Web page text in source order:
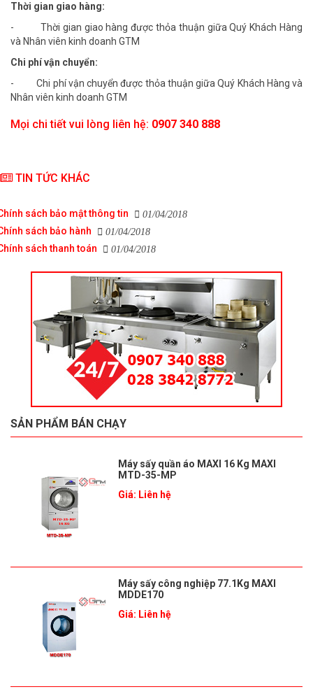
Thời gian giao hàng:
- Thời gian giao hàng được thỏa thuận giữa Quý Khách Hàng
và Nhân viên kinh doanh GTM
Chi phí vận chuyển:
- Chi phí vận chuyển được thỏa thuận giữa Quý Khách Hàng và
Nhân viên kinh doanh GTM
Mọi chi tiết vui lòng liên hệ: 0907 340 888
TIN TỨC KHÁC
sách bảo mật thông tin 01/04/2018
sách bảo hành 01/04/2018
sách thanh toán 01/04/2018
SẢN PHẨM BÁN CHẠY
Máy sấy quần áo MAXI 16 Kg MAXI
MTD-35-MP
Giá: Liên hệ
Máy sấy công nghiệp 77.1Kg MAXI
MDDE170
Giá: Liên hệ